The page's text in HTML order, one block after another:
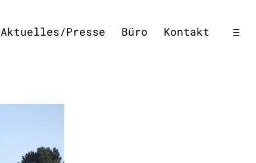
Aktuelles/Presse Büro Kontakt open